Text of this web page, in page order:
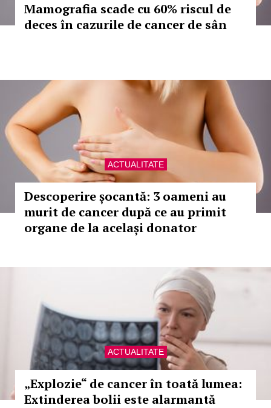
Mamografia scade cu 60% riscul de
deces în cazurile de cancer de sân
ACTUALITATE
Descoperire șocantă: 3 oameni au
murit de cancer după ce au primit
organe de la același donator
ACTUALITATE
„Explozie“ de cancer în toată lumea:
Extinderea bolii este alarmantă